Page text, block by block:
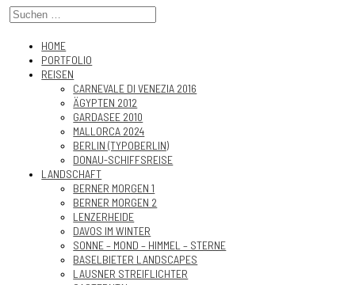
HOME
PORTFOLIO
REISEN
CARNEVALE DI VENEZIA 2016
ÄGYPTEN 2012
GARDASEE 2010
MALLORCA 2024
BERLIN (TYPOBERLIN)
DONAU-SCHIFFSREISE
LANDSCHAFT
BERNER MORGEN 1
BERNER MORGEN 2
LENZERHEIDE
DAVOS IM WINTER
SONNE – MOND – HIMMEL – STERNE
BASELBIETER LANDSCAPES
LAUSNER STREIFLICHTER